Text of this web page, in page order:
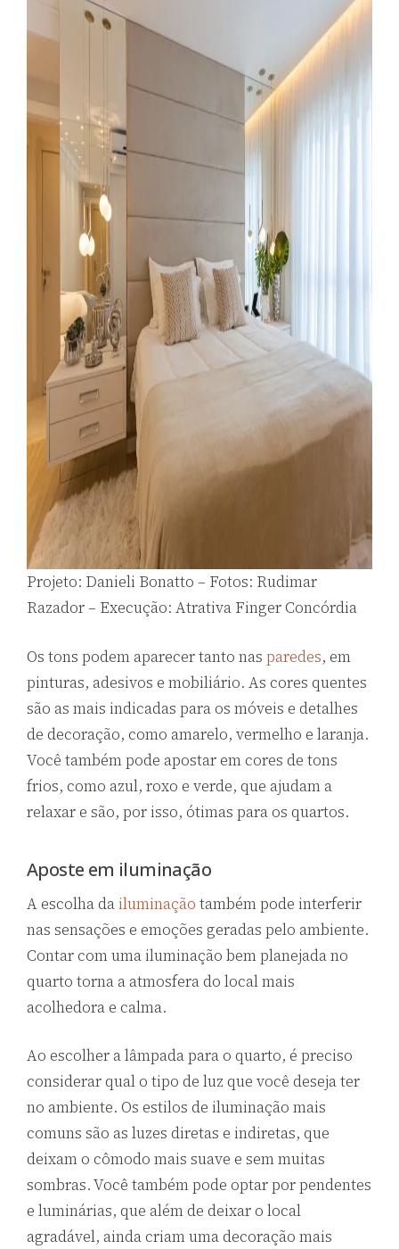
Projeto: Danieli Bonatto – Fotos: Rudimar
Razador – Execução: Atrativa Finger Concórdia
Os tons podem aparecer tanto nas paredes, em
pinturas, adesivos e mobiliário. As cores quentes
são as mais indicadas para os móveis e detalhes
de decoração, como amarelo, vermelho e laranja.
Você também pode apostar em cores de tons
frios, como azul, roxo e verde, que ajudam a
relaxar e são, por isso, ótimas para os quartos.
Aposte em iluminação
A escolha da iluminação também pode interferir
nas sensações e emoções geradas pelo ambiente.
Contar com uma iluminação bem planejada no
quarto torna a atmosfera do local mais
acolhedora e calma.
Ao escolher a lâmpada para o quarto, é preciso
considerar qual o tipo de luz que você deseja ter
no ambiente. Os estilos de iluminação mais
comuns são as luzes diretas e indiretas, que
deixam o cômodo mais suave e sem muitas
sombras. Você também pode optar por pendentes
e luminárias, que além de deixar o local
agradável, ainda criam uma decoração mais